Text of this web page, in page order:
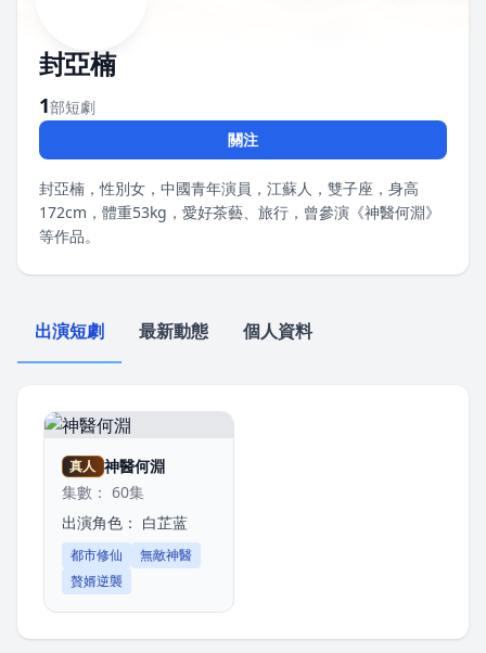
封亞楠
1部短劇
關注
封亞楠，性別女，中國青年演員，江蘇人，雙子座，身高
172cm，體重53kg，愛好茶藝、旅行，曾參演《神醫何淵》
等作品。
出演短劇 最新動態 個人資料
真人 神醫何淵
集數： 60集
出演角色： 白芷蓝
都市修仙
無敵神醫
贅婿逆襲